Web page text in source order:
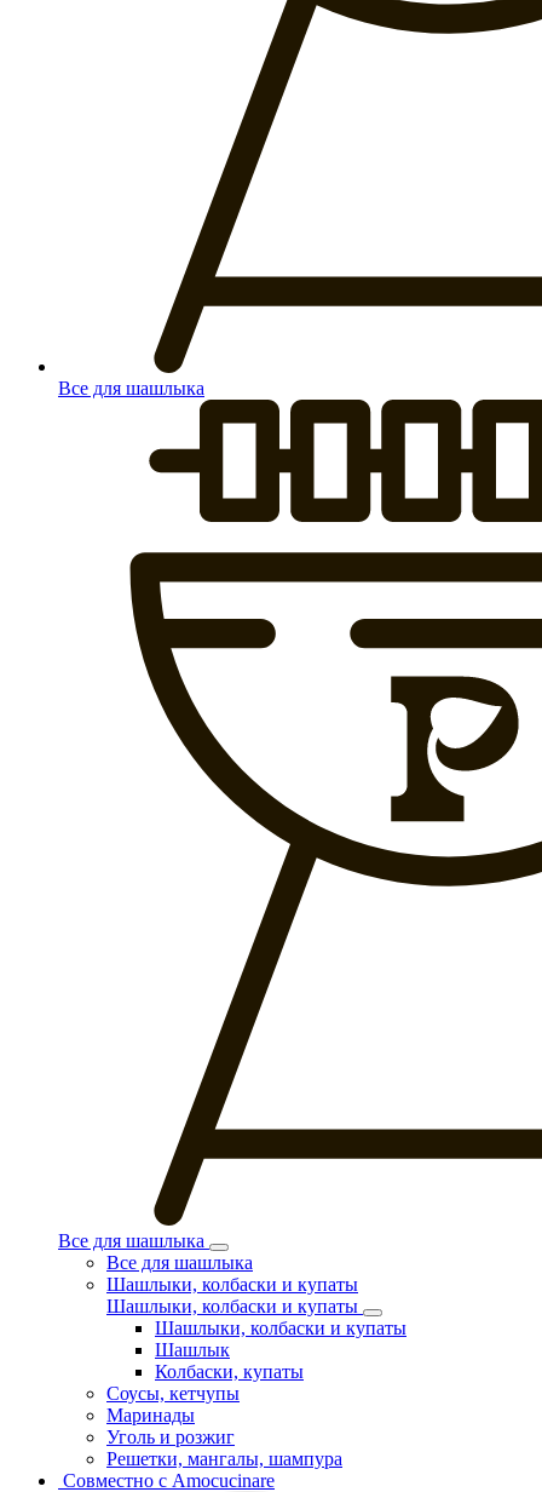
Все для шашлыка
Все для шашлыка
Все для шашлыка
Шашлыки, колбаски и купаты
Шашлыки, колбаски и купаты
Шашлыки, колбаски и купаты
Шашлык
Колбаски, купаты
Соусы, кетчупы
Маринады
Уголь и розжиг
Решетки, мангалы, шампура
Совместно с Amocucinare